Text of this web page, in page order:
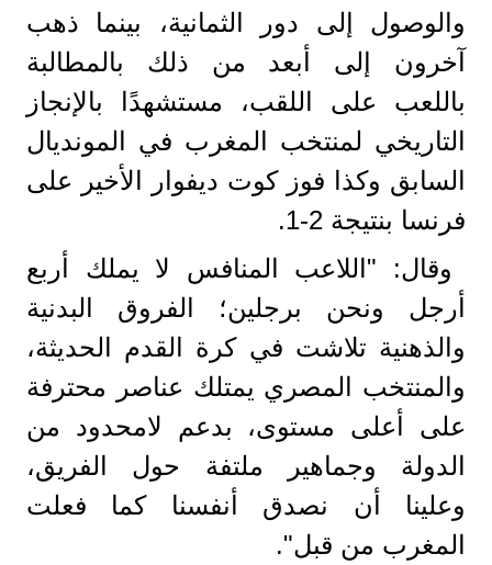
والوصول إلى دور الثمانية، بينما ذهب
آخرون إلى أبعد من ذلك بالمطالبة
باللعب على اللقب، مستشهدًا بالإنجاز
التاريخي لمنتخب المغرب في المونديال
السابق وكذا فوز كوت ديفوار الأخير على
فرنسا بنتيجة 2-1.
​وقال: "اللاعب المنافس لا يملك أربع
أرجل ونحن برجلين؛ الفروق البدنية
والذهنية تلاشت في كرة القدم الحديثة،
والمنتخب المصري يمتلك عناصر محترفة
على أعلى مستوى، بدعم لامحدود من
الدولة وجماهير ملتفة حول الفريق،
وعلينا أن نصدق أنفسنا كما فعلت
المغرب من قبل".